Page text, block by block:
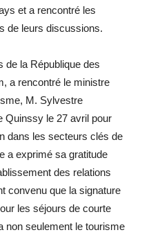
et a rencontré les
de leurs discussions.
de la République des
a rencontré le ministre
M. Sylvestre
Quinssy le 27 avril pour
dans les secteurs clés de
a exprimé sa gratitude
des relations
convenu que la signature
les séjours de courte
non seulement le tourisme